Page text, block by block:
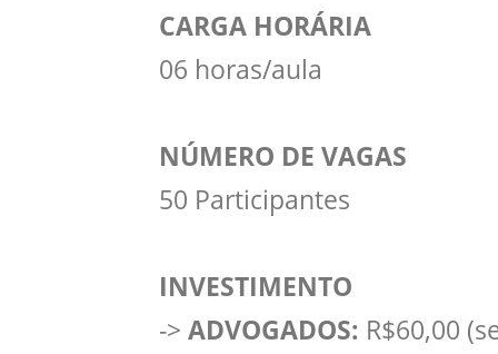
CARGA HORÁRIA
06 horas/aula
NÚMERO DE VAGAS
50 Participantes
INVESTIMENTO
-> ADVOGADOS: R$60,00